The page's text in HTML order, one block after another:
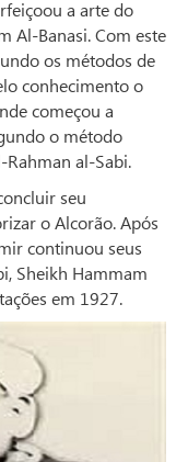
a arte do
Al-Banasi. Com este
os métodos de
conhecimento o
começou a
o método
al-Sabi.
seu
o Alcorão. Após
continuou seus
Sheikh Hammam
em 1927.